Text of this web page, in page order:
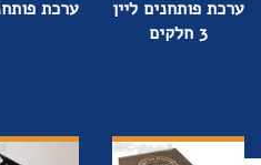
ערכת פותחנים ליין
3 חלקים
ערכת